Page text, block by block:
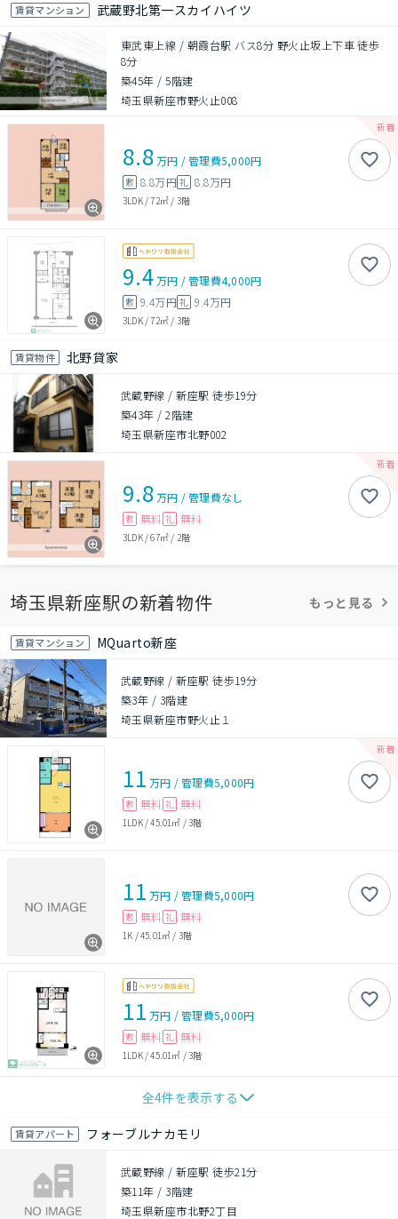
賃貸マンション 武蔵野北第一スカイハイツ
東武東上線 / 朝霞台駅 バス8分 野火止坂上下車 徒歩
8分
築45年 /5階建
埼玉県新座市野火止008
8.8万円 /管理費5,000円
敷 8.8万円礼 8.8万円
3LDK/72㎡ / 3階
9.4万円 /管理費4,000円
敷 9.4万円礼 9.4万円
3LDK/72㎡ / 3階
賃貸物件 北野貸家
武蔵野線 / 新座駅 徒歩19分
築43年 /2階建
埼玉県新座市北野002
9.8万円 /管理費なし
敷 無料 礼 無料
3LDK/67㎡ / 2階
埼玉県新座駅の新着物件 もっと見る
賃貸マンション MQuarto新座
武蔵野線 / 新座駅 徒歩19分
築3年 / 3階建
埼玉県新座市野火止１
11 万円 /管理費5,000円
敷 無料 礼 無料
1LDK/45.01㎡ /3階
11 万円 /管理費5,000円
敷 無料 礼 無料
1K /45.01㎡ / 3階
11 万円 /管理費5,000円
敷 無料 礼 無料
1LDK/45.01㎡ /3階
全4件を表示する
賃貸アパート フォーブルナカモリ
武蔵野線 / 新座駅 徒歩21分
築11年 / 3階建
埼玉県新座市北野2丁目